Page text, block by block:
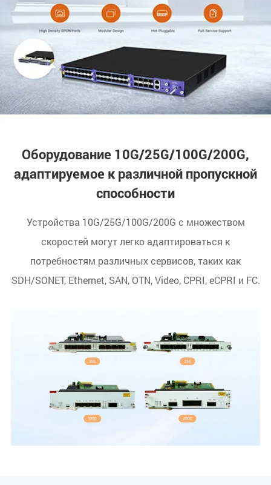
Оборудование 10G/25G/100G/200G,
адаптируемое к различной пропускной
способности
Устройства 10G/25G/100G/200G с множеством
скоростей могут легко адаптироваться к
потребностям различных сервисов, таких как
SDH/SONET, Ethernet, SAN, OTN, Video, CPRI, eCPRI и FC.